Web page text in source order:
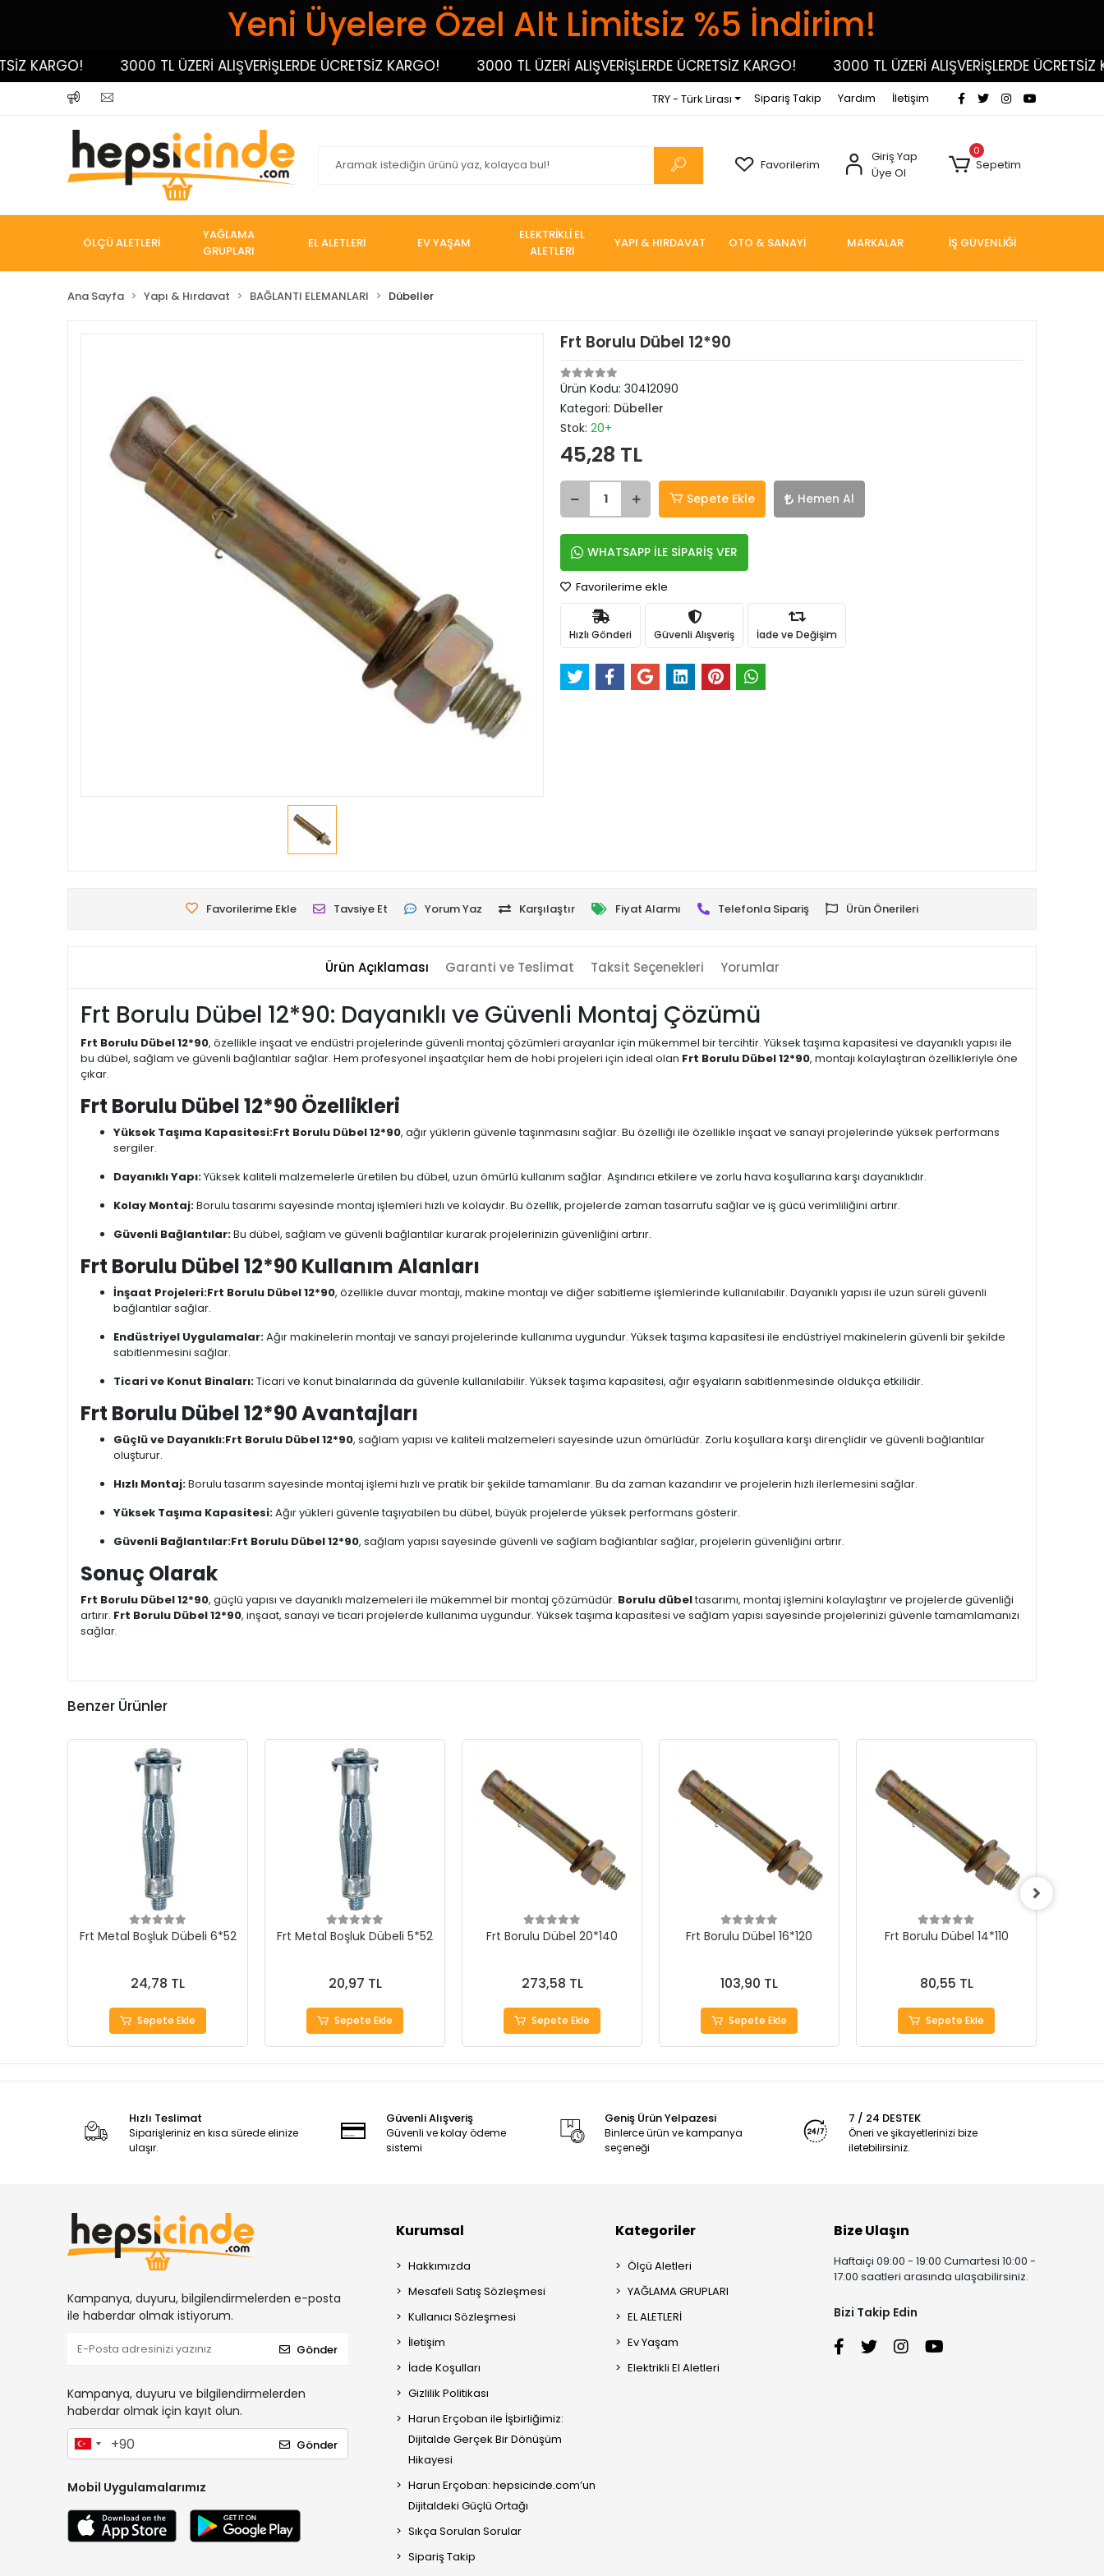
Yeni Üyelere Özel Alt Limitsiz %5 İndirim!
3000 TL ÜZERİ ALIŞVERİŞLERDE ÜCRETSİZ KARGO! 3000 TL ÜZERİ ALIŞVERİŞLERDE ÜCRETSİZ KARGO! 3000 TL ÜZERİ ALIŞVERİŞLERDE ÜCRETSİZ
TRY - Türk Lirası Sipariş Takip Yardım İletişim
Favorilerim
Giriş Yap
Üye Ol
0
Sepetim
ÖLÇÜ ALETLERİ
YAĞLAMA
GRUPLARI
EL ALETLERİ EV YAŞAM
ELEKTRİKLİ EL
ALETLERİ
YAPI & HIRDAVAT OTO & SANAYİ MARKALAR İŞ GÜVENLİĞİ
Ana Sayfa Yapı & Hırdavat BAĞLANTI ELEMANLARI Dübeller
Frt Borulu Dübel 12*90
Ürün Kodu: 30412090
Kategori: Dübeller
Stok: 20+
45,28 TL
Sepete Ekle Hemen Al
WHATSAPP İLE SİPARİŞ VER
Favorilerime ekle
Hızlı Gönderi Güvenli Alışveriş İade ve Değişim
Favorilerime Ekle Tavsiye Et Yorum Yaz Karşılaştır Fiyat Alarmı Telefonla Sipariş Ürün Önerileri
Ürün Açıklaması Garanti ve Teslimat Taksit Seçenekleri Yorumlar
Frt Borulu Dübel 12*90: Dayanıklı ve Güvenli Montaj Çözümü
Frt Borulu Dübel 12*90, özellikle inşaat ve endüstri projelerinde güvenli montaj çözümleri arayanlar için mükemmel bir tercihtir. Yüksek taşıma kapasitesi ve dayanıklı yapısı ile
bu dübel, sağlam ve güvenli bağlantılar sağlar. Hem profesyonel inşaatçılar hem de hobi projeleri için ideal olan Frt Borulu Dübel 12*90, montajı kolaylaştıran özellikleriyle öne
çıkar.
Frt Borulu Dübel 12*90 Özellikleri
Yüksek Taşıma Kapasitesi:Frt Borulu Dübel 12*90, ağır yüklerin güvenle taşınmasını sağlar. Bu özelliği ile özellikle inşaat ve sanayi projelerinde yüksek performans
sergiler.
Dayanıklı Yapı:Yüksek kaliteli malzemelerle üretilen bu dübel, uzun ömürlü kullanım sağlar. Aşındırıcı etkilere ve zorlu hava koşullarına karşı dayanıklıdır.
Kolay Montaj:Borulu tasarımı sayesinde montaj işlemleri hızlı ve kolaydır. Bu özellik, projelerde zaman tasarrufu sağlar ve iş gücü verimliliğini artırır.
Güvenli Bağlantılar:Bu dübel, sağlam ve güvenli bağlantılar kurarak projelerinizin güvenliğini artırır.
Frt Borulu Dübel 12*90 Kullanım Alanları
İnşaat Projeleri:Frt Borulu Dübel 12*90, özellikle duvar montajı, makine montajı ve diğer sabitleme işlemlerinde kullanılabilir. Dayanıklı yapısı ile uzun süreli güvenli
bağlantılar sağlar.
Endüstriyel Uygulamalar:Ağır makinelerin montajı ve sanayi projelerinde kullanıma uygundur. Yüksek taşıma kapasitesi ile endüstriyel makinelerin güvenli bir şekilde
sabitlenmesini sağlar.
Ticari ve Konut Binaları:Ticari ve konut binalarında da güvenle kullanılabilir. Yüksek taşıma kapasitesi, ağır eşyaların sabitlenmesinde oldukça etkilidir.
Frt Borulu Dübel 12*90 Avantajları
Güçlü ve Dayanıklı:Frt Borulu Dübel 12*90, sağlam yapısı ve kaliteli malzemeleri sayesinde uzun ömürlüdür. Zorlu koşullara karşı dirençlidir ve güvenli bağlantılar
oluşturur.
Hızlı Montaj:Borulu tasarım sayesinde montaj işlemi hızlı ve pratik bir şekilde tamamlanır. Bu da zaman kazandırır ve projelerin hızlı ilerlemesini sağlar.
Yüksek Taşıma Kapasitesi:Ağır yükleri güvenle taşıyabilen bu dübel, büyük projelerde yüksek performans gösterir.
Güvenli Bağlantılar:Frt Borulu Dübel 12*90, sağlam yapısı sayesinde güvenli ve sağlam bağlantılar sağlar, projelerin güvenliğini artırır.
Sonuç Olarak
Frt Borulu Dübel 12*90, güçlü yapısı ve dayanıklı malzemeleri ile mükemmel bir montaj çözümüdür. Borulu dübeltasarımı, montaj işlemini kolaylaştırır ve projelerde güvenliği
artırır. Frt Borulu Dübel 12*90, inşaat, sanayi ve ticari projelerde kullanıma uygundur. Yüksek taşıma kapasitesi ve sağlam yapısı sayesinde projelerinizi güvenle tamamlamanızı
sağlar.
Benzer Ürünler
Frt Metal Boşluk Dübeli 6*52
24,78 TL
Sepete Ekle
Frt Metal Boşluk Dübeli 5*52
20,97 TL
Sepete Ekle
Frt Borulu Dübel 20*140
273,58 TL
Sepete Ekle
Frt Borulu Dübel 16*120
103,90 TL
Sepete Ekle
Frt Borulu Dübel 14*110
80,55 TL
Sepete Ekle
Hızlı Teslimat
Siparişleriniz en kısa sürede elinize
ulaşır.
Güvenli Alışveriş
Güvenli ve kolay ödeme
sistemi
Geniş Ürün Yelpazesi
Binlerce ürün ve kampanya
seçeneği
7 / 24 DESTEK
Öneri ve şikayetlerinizi bize
iletebilirsiniz.
Kampanya, duyuru, bilgilendirmelerden e-posta
ile haberdar olmak istiyorum.
Gönder
Kampanya, duyuru ve bilgilendirmelerden
haberdar olmak için kayıt olun.
Gönder
Mobil Uygulamalarımız
Kurumsal
Hakkımızda
Mesafeli Satış Sözleşmesi
Kullanıcı Sözleşmesi
İletişim
İade Koşulları
Gizlilik Politikası
Harun Erçoban ile İşbirliğimiz:
Dijitalde Gerçek Bir Dönüşüm
Hikayesi
Harun Erçoban: hepsicinde.com’un
Dijitaldeki Güçlü Ortağı
Sıkça Sorulan Sorular
Sipariş Takip
Kategoriler
Ölçü Aletleri
YAĞLAMA GRUPLARI
EL ALETLERİ
Ev Yaşam
Elektrikli El Aletleri
Bize Ulaşın
Haftaiçi 09:00 - 19:00 Cumartesi 10:00 -
17:00 saatleri arasında ulaşabilirsiniz.
Bizi Takip Edin